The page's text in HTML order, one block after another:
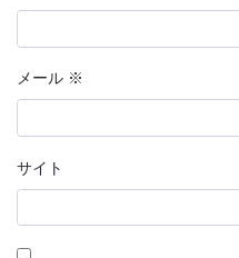
メール ※
サイト